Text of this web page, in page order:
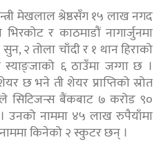
मेखलाल श्रेष्ठसँग १५ लाख नगद
र काठमाडौं नागार्जुनमा
२ तोला चाँदी र १ थान हिराको
६ ठाउँमा जग्गा छ ।
शेयर छ भने ती शेयर प्राप्तिको स्रोत
बैंकबाट ७ करोड ९०
नाममा ४५ लाख रुपैयाँमा
किनेको २ स्कुटर छन् ।